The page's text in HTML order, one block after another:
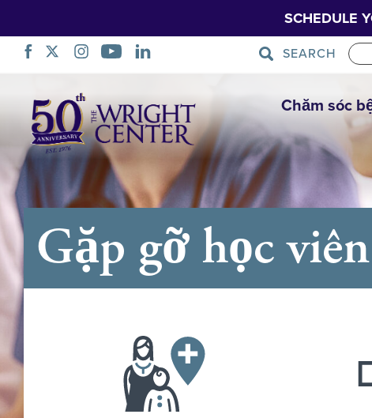
SCHEDULE
SEARCH
qua
điều
hướng
Chăm sóc
Gặp gỡ học